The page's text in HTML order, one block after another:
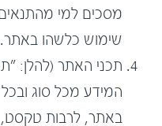
מסכים למי
שימוש כלשהו באתר.
תכני האתר (להלן:
המידע מכל סוג ובכל
באתר, לרבות טקסט,